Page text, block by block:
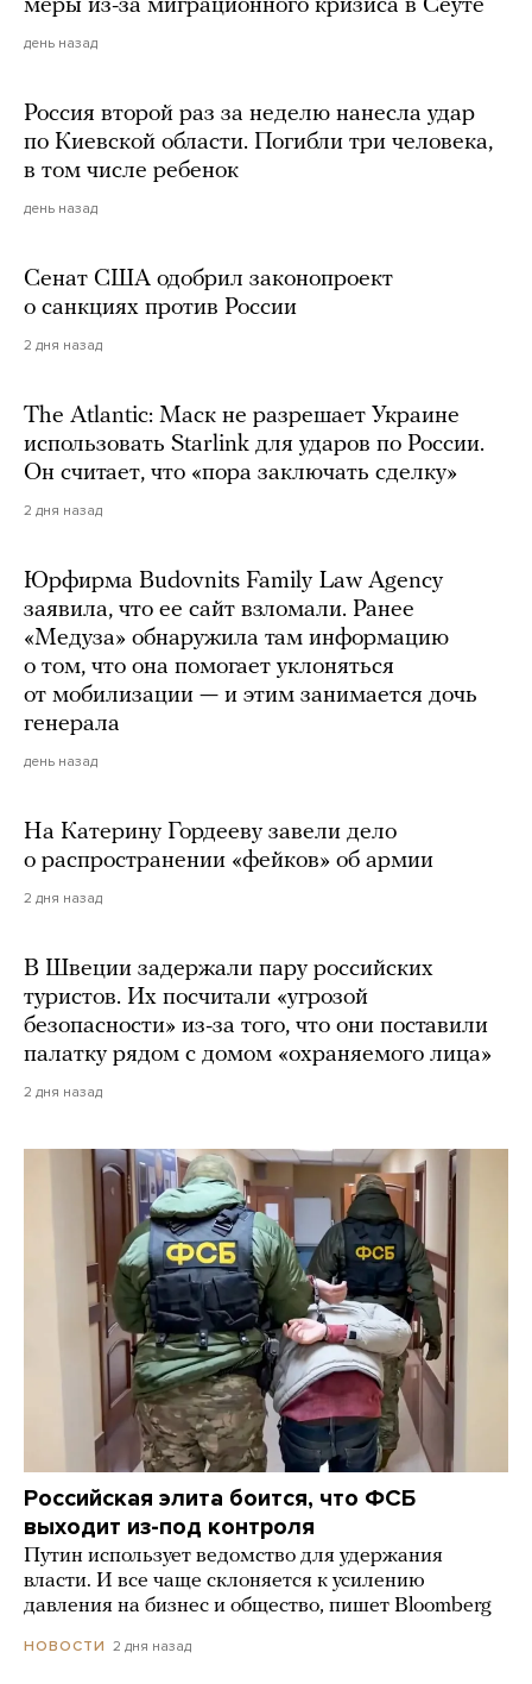
меры из-за миграционного кризиса в Сеуте
день назад
Россия второй раз за неделю нанесла удар
по Киевской области. Погибли три человека,
в том числе ребенок
день назад
Сенат США одобрил законопроект
о санкциях против России
2 дня назад
The Atlantic: Маск не разрешает Украине
использовать Starlink для ударов по России.
Он считает, что «пора заключать сделку»
2 дня назад
Юрфирма Budovnits Family Law Agency
заявила, что ее сайт взломали. Ранее
«Медуза» обнаружила там информацию
о том, что она помогает уклоняться
от мобилизации — и этим занимается дочь
генерала
день назад
На Катерину Гордееву завели дело
о распространении «фейков» об армии
2 дня назад
В Швеции задержали пару российских
туристов. Их посчитали «угрозой
безопасности» из-за того, что они поставили
палатку рядом с домом «охраняемого лица»
2 дня назад
Российская элита боится, что ФСБ
выходит из-под контроля
Путин использует ведомство для удержания
власти. И все чаще склоняется к усилению
давления на бизнес и общество, пишет Bloomberg
НОВОСТИ 2 дня назад